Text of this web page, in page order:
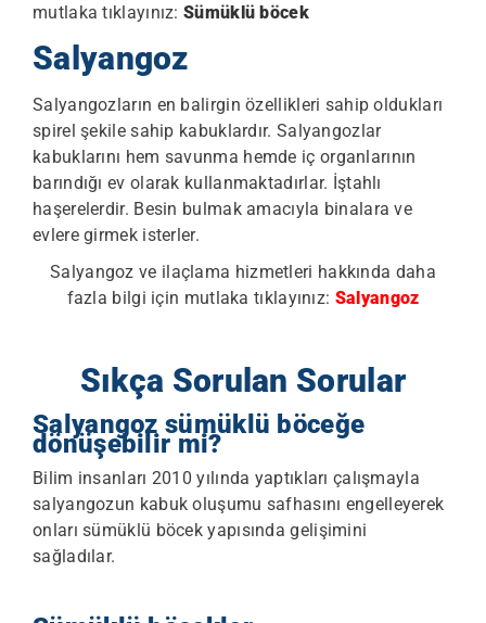
mutlaka tıklayınız: Sümüklü böcek
Salyangoz
Salyangozların en balirgin özellikleri sahip oldukları
spirel şekile sahip kabuklardır. Salyangozlar
kabuklarını hem savunma hemde iç organlarının
barındığı ev olarak kullanmaktadırlar. İştahlı
haşerelerdir. Besin bulmak amacıyla binalara ve
evlere girmek isterler.
Salyangoz ve ilaçlama hizmetleri hakkında daha
fazla bilgi için mutlaka tıklayınız: Salyangoz
Sıkça Sorulan Sorular
Salyangoz sümüklü böceğe
dönüşebilir mi?
Bilim insanları 2010 yılında yaptıkları çalışmayla
salyangozun kabuk oluşumu safhasını engelleyerek
onları sümüklü böcek yapısında gelişimini
sağladılar.